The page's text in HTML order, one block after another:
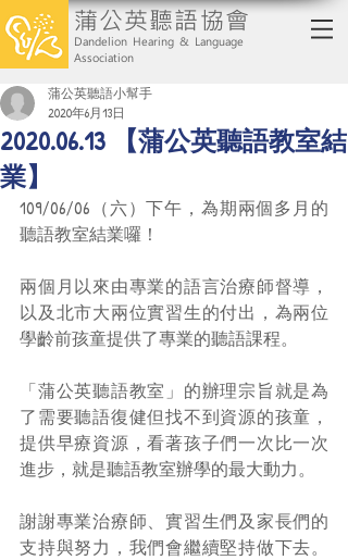
蒲公英聽語協會
Dandelion Hearing & Language
Association
2020.06.13 【蒲公英聽語教室結
業】
蒲公英聽語小幫手
2020年6月13日
109/06/06（六）下午，為期兩個多月的
聽語教室結業囉！
兩個月以來由專業的語言治療師督導，
以及北市大兩位實習生的付出，為兩位
學齡前孩童提供了專業的聽語課程。
「蒲公英聽語教室」的辦理宗旨就是為
了需要聽語復健但找不到資源的孩童，
提供早療資源，看著孩子們一次比一次
進步，就是聽語教室辦學的最大動力。
謝謝專業治療師、實習生們及家長們的
支持與努力，我們會繼續堅持做下去。